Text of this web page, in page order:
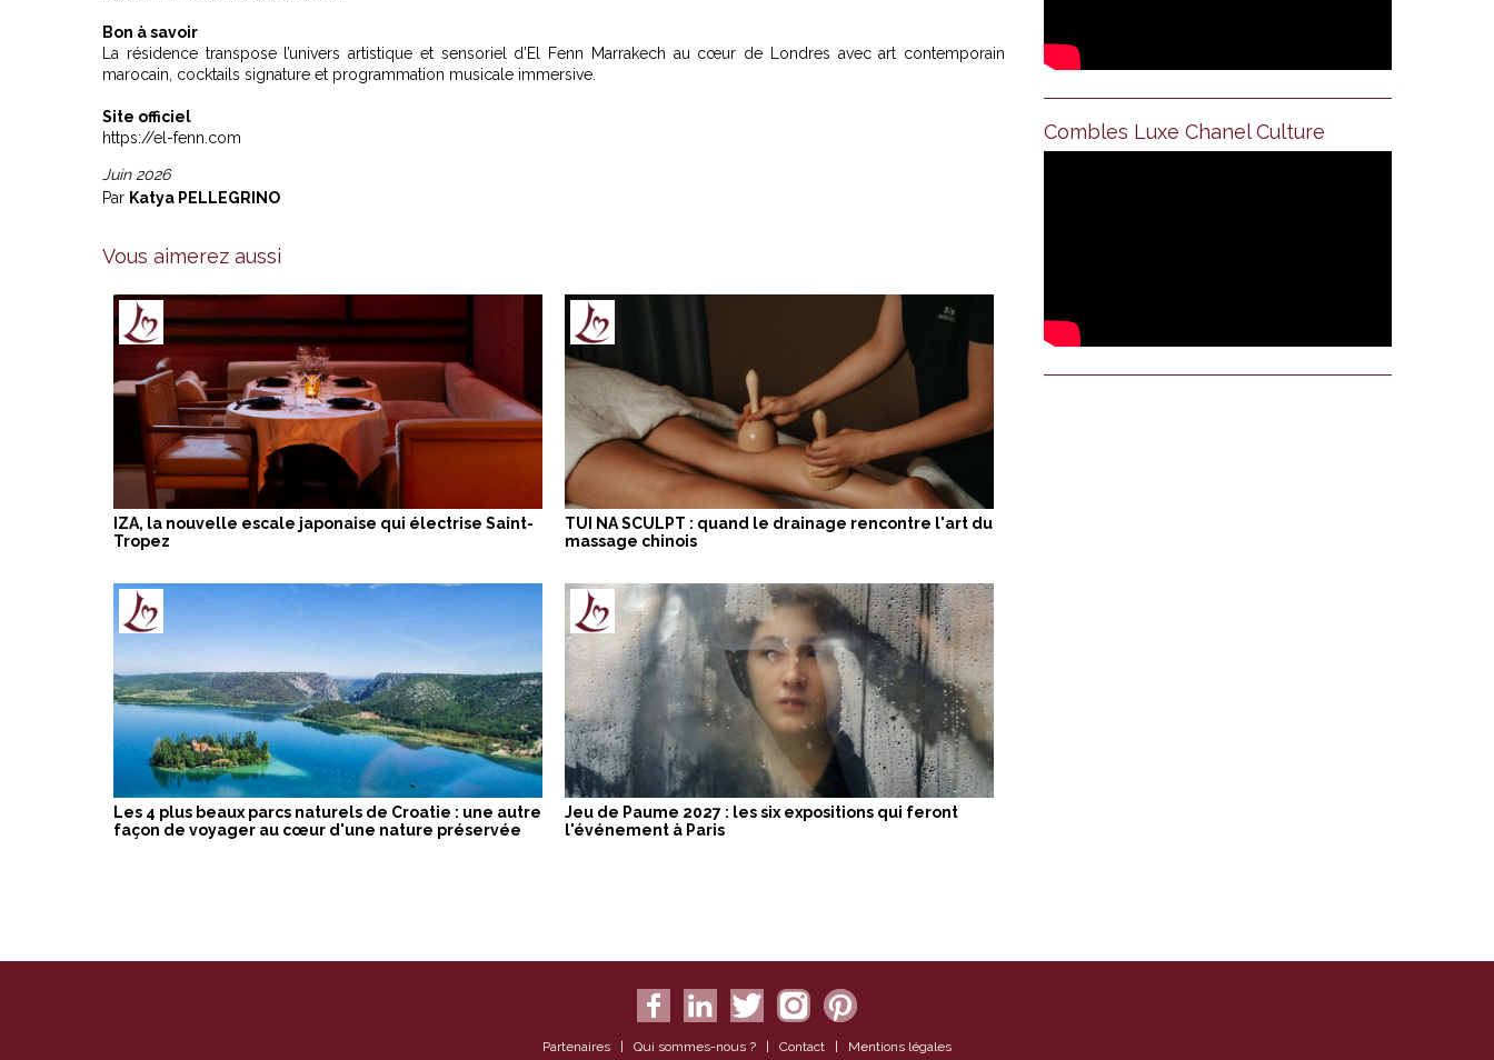
Bon à savoir
La résidence transpose l’univers artistique et sensoriel d’El Fenn Marrakech au cœur de Londres avec art contemporain
marocain, cocktails signature et programmation musicale immersive.
Site officiel
https://el-fenn.com
Juin 2026
Par Katya PELLEGRINO
Vous aimerez aussi
IZA, la nouvelle escale japonaise qui électrise Saint-
Tropez
TUI NA SCULPT : quand le drainage rencontre l'art du
massage chinois
Les 4 plus beaux parcs naturels de Croatie : une autre
façon de voyager au cœur d'une nature préservée
Jeu de Paume 2027 : les six expositions qui feront
l'événement à Paris
Combles Luxe Chanel Culture
Partenaires | Qui sommes-nous ? | Contact | Mentions légales